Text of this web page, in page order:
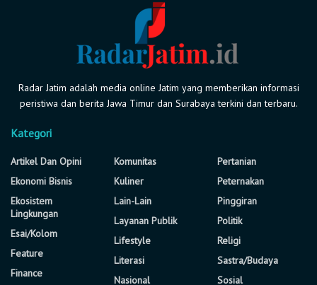
Radar Jatim adalah media online Jatim yang memberikan informasi
peristiwa dan berita Jawa Timur dan Surabaya terkini dan terbaru.
Kategori
Artikel Dan Opini
Ekonomi Bisnis
Ekosistem
Lingkungan
Esai/Kolom
Feature
Finance
Komunitas
Kuliner
Lain-Lain
Layanan Publik
Lifestyle
Literasi
Nasional
Pertanian
Peternakan
Pinggiran
Politik
Religi
Sastra/Budaya
Sosial